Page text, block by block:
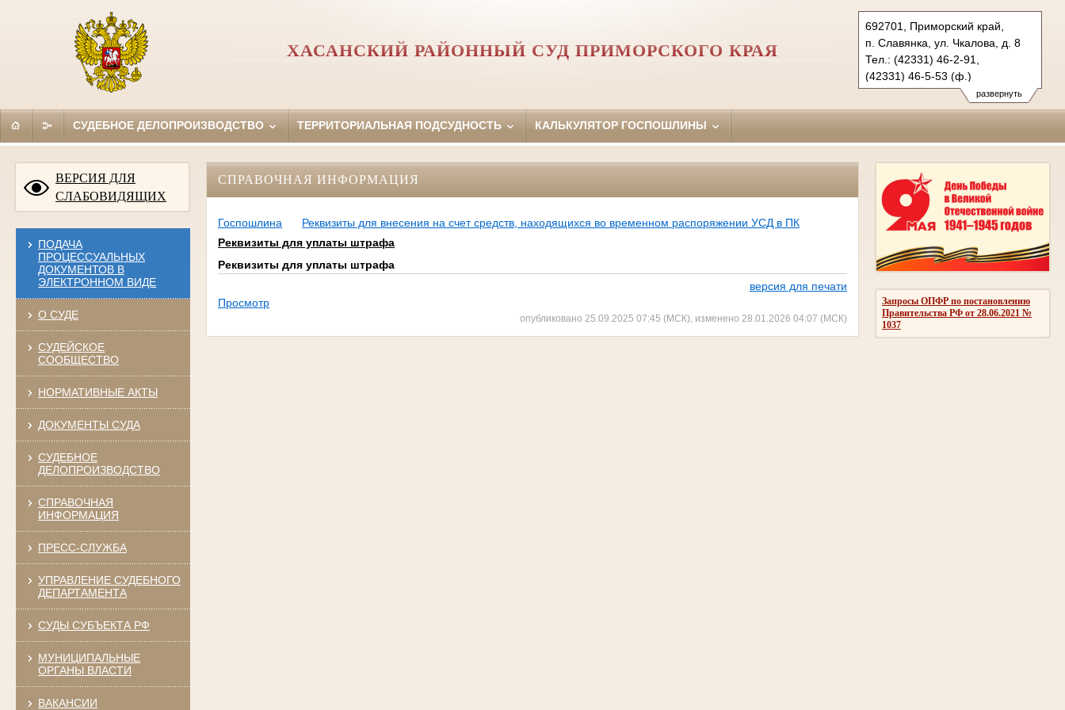
развернуть
692701, Приморский край,
п. Славянка, ул. Чкалова, д. 8
Тел.: (42331) 46-2-91,
(42331) 46-5-53 (ф.)
hasansky.prm@sudrf.ru
hasansky_sud@mail.ru
ХАСАНСКИЙ РАЙОННЫЙ СУД ПРИМОРСКОГО КРАЯ
СУДЕБНОЕ ДЕЛОПРОИЗВОДСТВО ТЕРРИТОРИАЛЬНАЯ ПОДСУДНОСТЬ КАЛЬКУЛЯТОР ГОСПОШЛИНЫ
ВЕРСИЯ ДЛЯ
СЛАБОВИДЯЩИХ
ПОДАЧА
ПРОЦЕССУАЛЬНЫХ
ДОКУМЕНТОВ В
ЭЛЕКТРОННОМ ВИДЕ
О СУДЕ
СУДЕЙСКОЕ
СООБЩЕСТВО
НОРМАТИВНЫЕ АКТЫ
ДОКУМЕНТЫ СУДА
СУДЕБНОЕ
ДЕЛОПРОИЗВОДСТВО
СПРАВОЧНАЯ
ИНФОРМАЦИЯ
ПРЕСС-СЛУЖБА
УПРАВЛЕНИЕ СУДЕБНОГО
ДЕПАРТАМЕНТА
СУДЫ СУБЪЕКТА РФ
МУНИЦИПАЛЬНЫЕ
ОРГАНЫ ВЛАСТИ
ВАКАНСИИ
Запросы ОПФР по постановлению
Правительства РФ от 28.06.2021 №
1037
СПРАВОЧНАЯ ИНФОРМАЦИЯ
Госпошлина
Реквизиты для внесения на счет средств, находящихся во временном распоряжении УСД в ПК
Реквизиты для уплаты штрафа
Реквизиты для уплаты штрафа
версия для печати
Просмотр
опубликовано 25.09.2025 07:45 (МСК), изменено 28.01.2026 04:07 (МСК)